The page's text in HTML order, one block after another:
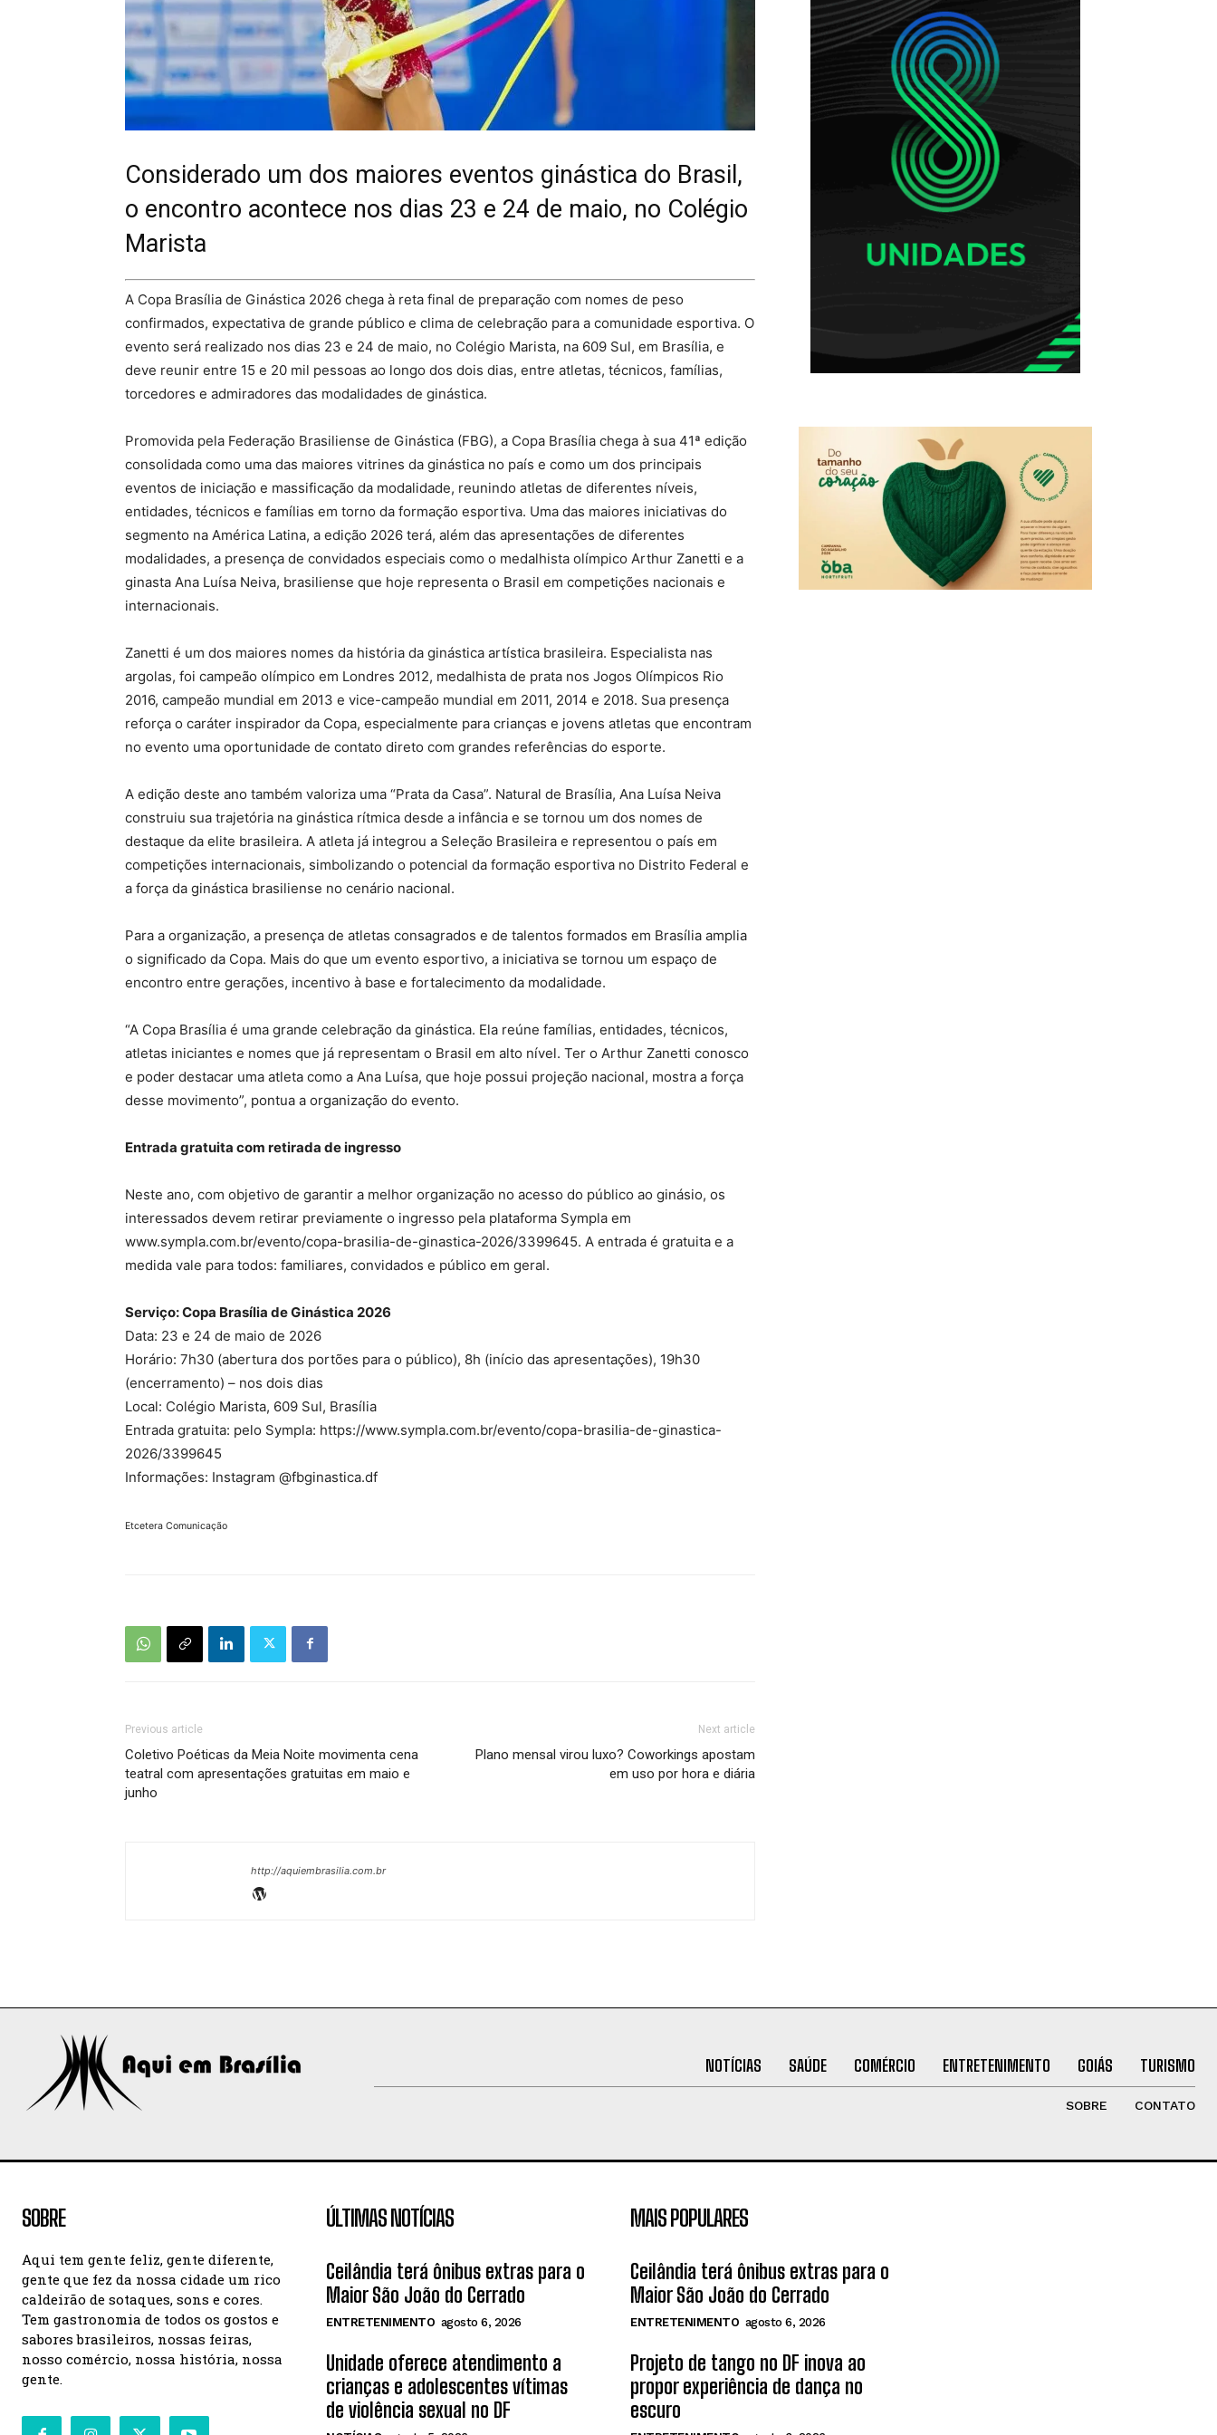
Considerado um dos maiores eventos ginástica do Brasil,
o encontro acontece nos dias 23 e 24 de maio, no Colégio
Marista
A Copa Brasília de Ginástica 2026 chega à reta final de preparação com nomes de peso
confirmados, expectativa de grande público e clima de celebração para a comunidade esportiva. O
evento será realizado nos dias 23 e 24 de maio, no Colégio Marista, na 609 Sul, em Brasília, e
deve reunir entre 15 e 20 mil pessoas ao longo dos dois dias, entre atletas, técnicos, famílias,
torcedores e admiradores das modalidades de ginástica.
Promovida pela Federação Brasiliense de Ginástica (FBG), a Copa Brasília chega à sua 41ª edição
consolidada como uma das maiores vitrines da ginástica no país e como um dos principais
eventos de iniciação e massificação da modalidade, reunindo atletas de diferentes níveis,
entidades, técnicos e famílias em torno da formação esportiva. Uma das maiores iniciativas do
segmento na América Latina, a edição 2026 terá, além das apresentações de diferentes
modalidades, a presença de convidados especiais como o medalhista olímpico Arthur Zanetti e a
ginasta Ana Luísa Neiva, brasiliense que hoje representa o Brasil em competições nacionais e
internacionais.
Zanetti é um dos maiores nomes da história da ginástica artística brasileira. Especialista nas
argolas, foi campeão olímpico em Londres 2012, medalhista de prata nos Jogos Olímpicos Rio
2016, campeão mundial em 2013 e vice-campeão mundial em 2011, 2014 e 2018. Sua presença
reforça o caráter inspirador da Copa, especialmente para crianças e jovens atletas que encontram
no evento uma oportunidade de contato direto com grandes referências do esporte.
A edição deste ano também valoriza uma “Prata da Casa”. Natural de Brasília, Ana Luísa Neiva
construiu sua trajetória na ginástica rítmica desde a infância e se tornou um dos nomes de
destaque da elite brasileira. A atleta já integrou a Seleção Brasileira e representou o país em
competições internacionais, simbolizando o potencial da formação esportiva no Distrito Federal e
a força da ginástica brasiliense no cenário nacional.
Para a organização, a presença de atletas consagrados e de talentos formados em Brasília amplia
o significado da Copa. Mais do que um evento esportivo, a iniciativa se tornou um espaço de
encontro entre gerações, incentivo à base e fortalecimento da modalidade.
“A Copa Brasília é uma grande celebração da ginástica. Ela reúne famílias, entidades, técnicos,
atletas iniciantes e nomes que já representam o Brasil em alto nível. Ter o Arthur Zanetti conosco
e poder destacar uma atleta como a Ana Luísa, que hoje possui projeção nacional, mostra a força
desse movimento”, pontua a organização do evento.
Entrada gratuita com retirada de ingresso
Neste ano, com objetivo de garantir a melhor organização no acesso do público ao ginásio, os
interessados devem retirar previamente o ingresso pela plataforma Sympla em
www.sympla.com.br/evento/copa-brasilia-de-ginastica-2026/3399645. A entrada é gratuita e a
medida vale para todos: familiares, convidados e público em geral.
Serviço: Copa Brasília de Ginástica 2026
Data: 23 e 24 de maio de 2026
Horário: 7h30 (abertura dos portões para o público), 8h (início das apresentações), 19h30
(encerramento) – nos dois dias
Local: Colégio Marista, 609 Sul, Brasília
Entrada gratuita: pelo Sympla: https://www.sympla.com.br/evento/copa-brasilia-de-ginastica-
2026/3399645
Informações: Instagram @fbginastica.df
Etcetera Comunicação
Previous article
Coletivo Poéticas da Meia Noite movimenta cena
teatral com apresentações gratuitas em maio e
junho
Next article
Plano mensal virou luxo? Coworkings apostam
em uso por hora e diária
http://aquiembrasilia.com.br
NOTÍCIAS SAÚDE COMÉRCIO ENTRETENIMENTO GOIÁS TURISMO
SOBRE CONTATO
SOBRE
Aqui tem gente feliz, gente diferente,
gente que fez da nossa cidade um rico
caldeirão de sotaques, sons e cores.
Tem gastronomia de todos os gostos e
sabores brasileiros, nossas feiras,
nosso comércio, nossa história, nossa
gente.
ÚLTIMAS NOTÍCIAS
Ceilândia terá ônibus extras para o
Maior São João do Cerrado
ENTRETENIMENTO agosto 6, 2026
Unidade oferece atendimento a
crianças e adolescentes vítimas
de violência sexual no DF
MAIS POPULARES
Ceilândia terá ônibus extras para o
Maior São João do Cerrado
ENTRETENIMENTO agosto 6, 2026
Projeto de tango no DF inova ao
propor experiência de dança no
escuro